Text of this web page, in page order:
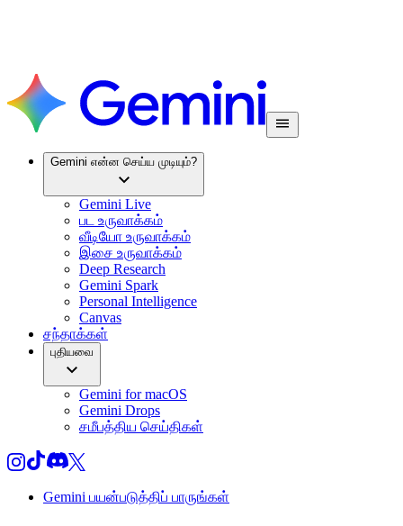
Gemini என்ன செய்ய முடியும்?
Gemini Live
பட உருவாக்கம்
வீடியோ உருவாக்கம்
இசை உருவாக்கம்
Deep Research
Gemini Spark
Personal Intelligence
Canvas
சந்தாக்கள்
புதியவை
Gemini for macOS
Gemini Drops
சமீபத்திய செய்திகள்
Gemini பயன்படுத்திப் பாருங்கள்